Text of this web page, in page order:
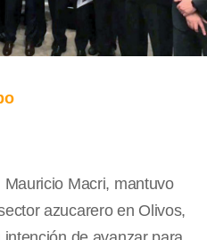
Macri, mantuvo
azucarero en Olivos,